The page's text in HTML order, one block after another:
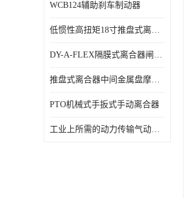
WCB124辅助刹车制动器
低惯性高扭矩18寸推盘式离合器中心盘齿盘W18-11-101
DY-A-FLEX隔膜式离合器闸瓦总成7015125A
推盘式离合器中间金属盘摩擦盘18寸
PTO机械式手扳式手动离合器
工业上所需的动力传输气动离合器WCB424